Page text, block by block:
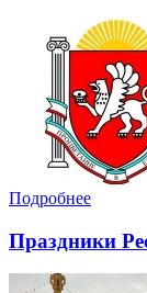
Подробнее
Праздники